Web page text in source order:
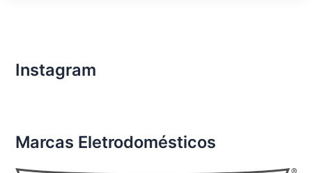
Aura
Tijuca
Instagram
Marcas Eletrodomésticos